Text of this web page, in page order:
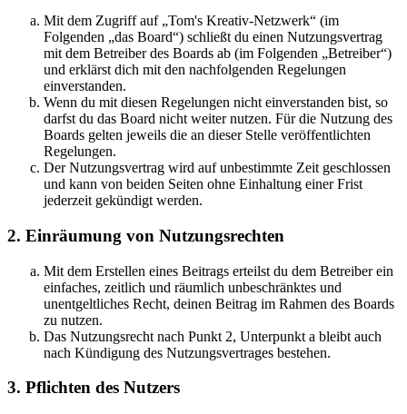
Mit dem Zugriff auf „Tom's Kreativ-Netzwerk“ (im
Folgenden „das Board“) schließt du einen Nutzungsvertrag
mit dem Betreiber des Boards ab (im Folgenden „Betreiber“)
und erklärst dich mit den nachfolgenden Regelungen
einverstanden.
Wenn du mit diesen Regelungen nicht einverstanden bist, so
darfst du das Board nicht weiter nutzen. Für die Nutzung des
Boards gelten jeweils die an dieser Stelle veröffentlichten
Regelungen.
Der Nutzungsvertrag wird auf unbestimmte Zeit geschlossen
und kann von beiden Seiten ohne Einhaltung einer Frist
jederzeit gekündigt werden.
2. Einräumung von Nutzungsrechten
Mit dem Erstellen eines Beitrags erteilst du dem Betreiber ein
einfaches, zeitlich und räumlich unbeschränktes und
unentgeltliches Recht, deinen Beitrag im Rahmen des Boards
zu nutzen.
Das Nutzungsrecht nach Punkt 2, Unterpunkt a bleibt auch
nach Kündigung des Nutzungsvertrages bestehen.
3. Pflichten des Nutzers